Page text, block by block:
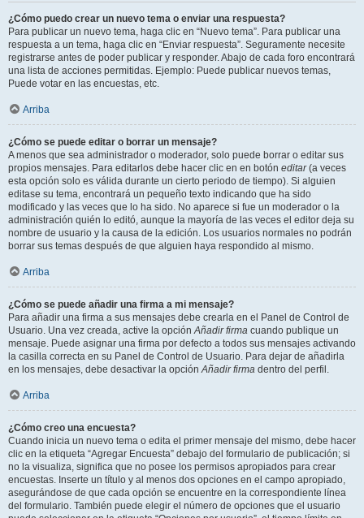
¿Cómo puedo crear un nuevo tema o enviar una respuesta?
Para publicar un nuevo tema, haga clic en “Nuevo tema”. Para publicar una
respuesta a un tema, haga clic en “Enviar respuesta”. Seguramente necesite
registrarse antes de poder publicar y responder. Abajo de cada foro encontrará
una lista de acciones permitidas. Ejemplo: Puede publicar nuevos temas,
Puede votar en las encuestas, etc.
Arriba
¿Cómo se puede editar o borrar un mensaje?
A menos que sea administrador o moderador, solo puede borrar o editar sus
propios mensajes. Para editarlos debe hacer clic en en botón editar(a veces
esta opción solo es válida durante un cierto periodo de tiempo). Si alguien
editase su tema, encontrará un pequeño texto indicando que ha sido
modificado y las veces que lo ha sido. No aparece si fue un moderador o la
administración quién lo editó, aunque la mayoría de las veces el editor deja su
nombre de usuario y la causa de la edición. Los usuarios normales no podrán
borrar sus temas después de que alguien haya respondido al mismo.
Arriba
¿Cómo se puede añadir una firma a mi mensaje?
Para añadir una firma a sus mensajes debe crearla en el Panel de Control de
Usuario. Una vez creada, active la opciónAñadir firma cuando publique un
mensaje. Puede asignar una firma por defecto a todos sus mensajes activando
la casilla correcta en su Panel de Control de Usuario. Para dejar de añadirla
en los mensajes, debe desactivar la opciónAñadir firma dentro del perfil.
Arriba
¿Cómo creo una encuesta?
Cuando inicia un nuevo tema o edita el primer mensaje del mismo, debe hacer
clic en la etiqueta “Agregar Encuesta” debajo del formulario de publicación; si
no la visualiza, significa que no posee los permisos apropiados para crear
encuestas. Inserte un título y al menos dos opciones en el campo apropiado,
asegurándose de que cada opción se encuentre en la correspondiente línea
del formulario. También puede elegir el número de opciones que el usuario